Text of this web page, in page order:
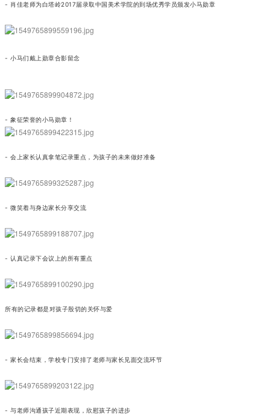
- 肖佳老师为白塔岭2017届录取中国美术学院的到场优秀学员颁发小马勋章
- 小马们戴上勋章合影留念
- 象征荣誉的小马勋章！
- 会上家长认真拿笔记录重点，为孩子的未来做好准备
- 微笑着与身边家长分享交流
- 认真记录下会议上的所有重点
所有的记录都是对孩子殷切的关怀与爱
- 家长会结束，学校专门安排了老师与家长见面交流环节
- 与老师沟通孩子近期表现，欣慰孩子的进步